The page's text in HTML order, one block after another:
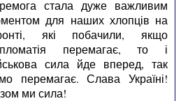
стала дуже важливим
для наших хлопців на
які побачили, якщо
перемагає, то і
сила йде вперед, так
перемагає. Слава Україні!
ми сила!